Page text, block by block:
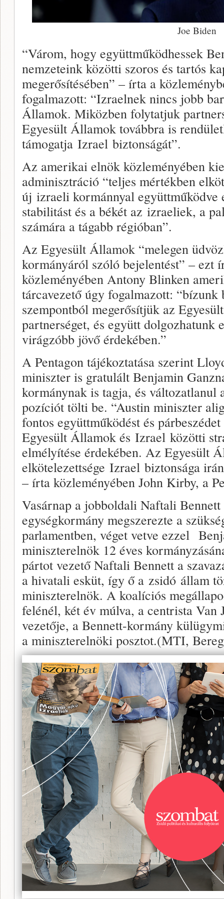
Joe Biden
“Várom, hogy együttműködhessek
nemzeteink közötti szoros és tartós
megerősítésében” – írta a
fogalmazott: “Izraelnek nincs jobb
Államok. Miközben folytatjuk
Egyesült Államok továbbra is
támogatja Izrael biztonságát”.
Az amerikai elnök közleményében
adminisztráció “teljes mértékben
új izraeli kormánnyal együttműködve
stabilitást és a békét az izraeliek, a
számára a tágabb régióban”.
Az Egyesült Államok “melegen
kormányáról szóló bejelentést” – ezt
közleményében Antony Blinken
tárcavezető úgy fogalmazott: “bízunk
szempontból megerősítjük az
partnerséget, és együtt dolgozhatunk
virágzóbb jövő érdekében.”
A Pentagon tájékoztatása szerint
miniszter is gratulált Benjamin
kormánynak is tagja, és változatlanul
pozíciót tölti be. “Austin miniszter
fontos együttműködést és
Egyesült Államok és Izrael közötti
elmélyítése érdekében. Az Egyesült
elkötelezettsége Izrael biztonsága
– írta közleményében John Kirby, a
Vasárnap a jobboldali Naftali
egységkormány megszerezte a
parlamentben, véget vetve ezzel
miniszterelnök 12 éves
pártot vezető Naftali Bennett a
a hivatali esküt, így ő a zsidó állam
miniszterelnök. A koalíciós
felénél, két év múlva, a centrista Van
vezetője, a Bennett-kormány
a miniszterelnöki posztot.(MTI,